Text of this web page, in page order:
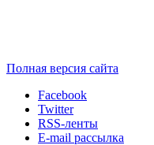
Полная версия сайта
Facebook
Twitter
RSS-ленты
E-mail рассылка